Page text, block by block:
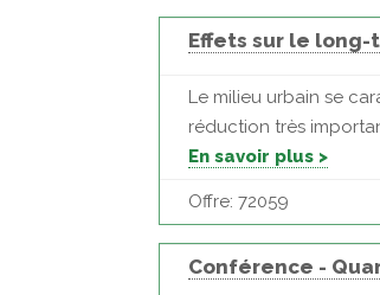
Effets sur le
Le milieu urbain se
réduction très
En savoir plus >
Offre: 72059
Conférence -